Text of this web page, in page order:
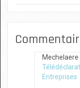
Mechelaere
Entreprises